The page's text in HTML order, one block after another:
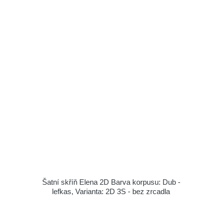
Šatní skříň Elena 2D Barva korpusu: Dub -
lefkas, Varianta: 2D 3S - bez zrcadla